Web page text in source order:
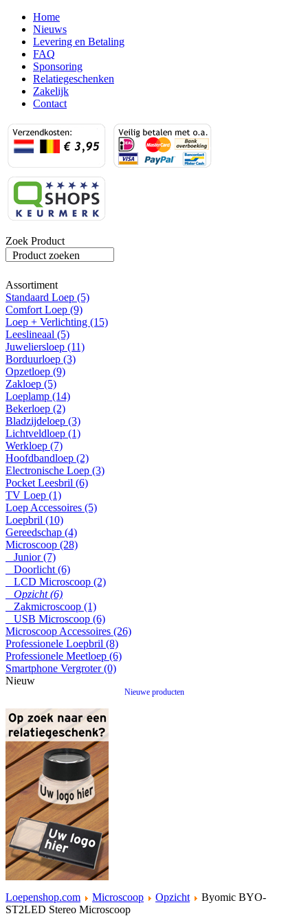
Home
Nieuws
Levering en Betaling
FAQ
Sponsoring
Relatiegeschenken
Zakelijk
Contact
Zoek Product
Product zoeken
Assortiment
Standaard Loep (5)
Comfort Loep (9)
Loep + Verlichting (15)
Leeslineaal (5)
Juweliersloep (11)
Borduurloep (3)
Opzetloep (9)
Zakloep (5)
Loeplamp (14)
Bekerloep (2)
Bladzijdeloep (3)
Lichtveldloep (1)
Werkloep (7)
Hoofdbandloep (2)
Electronische Loep (3)
Pocket Leesbril (6)
TV Loep (1)
Loep Accessoires (5)
Loepbril (10)
Gereedschap (4)
Microscoop (28)
Junior (7)
Doorlicht (6)
LCD Microscoop (2)
Opzicht (6)
Zakmicroscoop (1)
USB Microscoop (6)
Microscoop Accessoires (26)
Professionele Loepbril (8)
Professionele Meetloep (6)
Smartphone Vergroter (0)
Nieuw
Nieuwe producten
Loepenshop.com Microscoop Opzicht
Byomic BYO-
ST2LED Stereo Microscoop